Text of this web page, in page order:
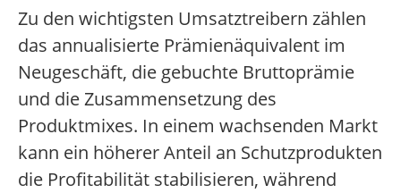
Zu den wichtigsten Umsatztreibern zählen
das annualisierte Prämienäquivalent im
Neugeschäft, die gebuchte Bruttoprämie
und die Zusammensetzung des
Produktmixes. In einem wachsenden Markt
kann ein höherer Anteil an Schutzprodukten
die Profitabilität stabilisieren, während